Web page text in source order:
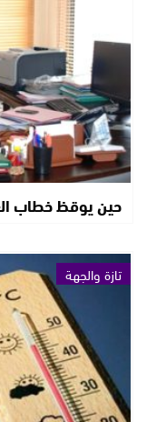
حين يوقظ خطاب
تازة والجهة